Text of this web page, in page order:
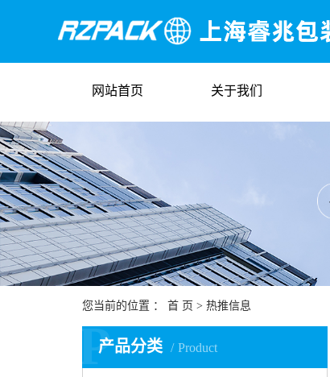
网站首页 关于我们
您当前的位置 ： 首 页 > 热推信息
产品分类 Product
P